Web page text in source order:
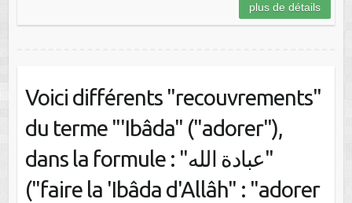
plus de détails
Voici différents "recouvrements"
du terme "'Ibâda" ("adorer"),
dans la formule : "عبادة الله"
("faire la 'Ibâda d'Allâh" : "adorer